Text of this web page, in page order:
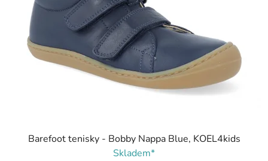
Barefoot tenisky - Bobby Nappa Blue, KOEL4kids
Skladem*